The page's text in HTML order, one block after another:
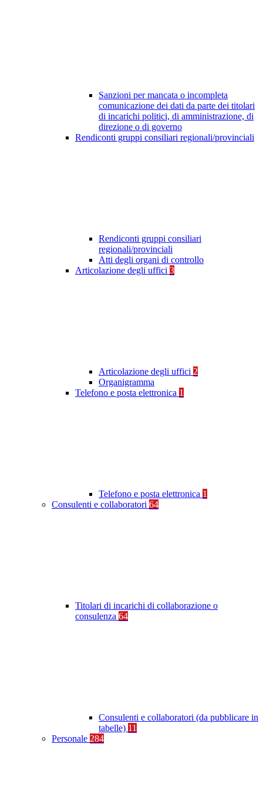
Sanzioni per mancata o incompleta
comunicazione dei dati da parte dei titolari
di incarichi politici, di amministrazione, di
direzione o di governo
Rendiconti gruppi consiliari regionali/provinciali
Rendiconti gruppi consiliari
regionali/provinciali
Atti degli organi di controllo
Articolazione degli uffici 3
Articolazione degli uffici 2
Organigramma
Telefono e posta elettronica 1
Telefono e posta elettronica 1
Consulenti e collaboratori 64
Titolari di incarichi di collaborazione o
consulenza 64
Consulenti e collaboratori (da pubblicare in
tabelle) 11
Personale 284